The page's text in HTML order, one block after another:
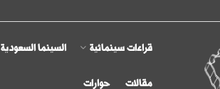
قراءات سينمائية السينما السعودية
مقالات حوارات